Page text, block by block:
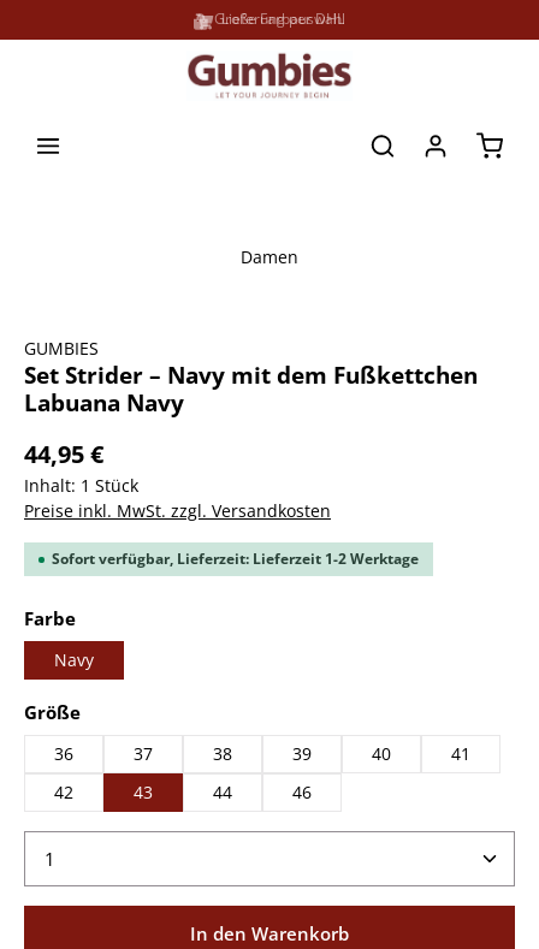
Große Farbauswahl
Lieferung per DHL
Damen
GUMBIES
Set Strider – Navy mit dem Fußkettchen
Labuana Navy
44,95 €
Inhalt: 1 Stück
Preise inkl. MwSt. zzgl. Versandkosten
Sofort verfügbar, Lieferzeit: Lieferzeit 1-2 Werktage
Farbeauswählen
Navy
Größeauswählen
36 37 38 39 40
41
42
43 44 46
Produkt Anzahl: Gib den gewünschten Wert ein
In den Warenkorb